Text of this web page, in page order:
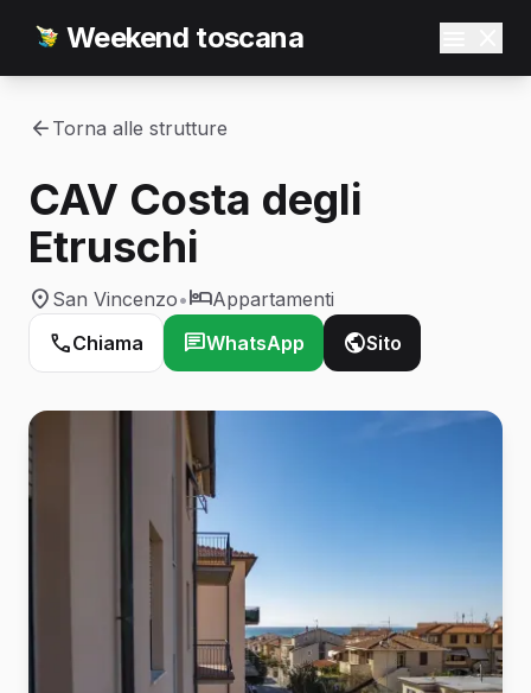
Weekend toscana
Torna alle strutture
CAV Costa degli
Etruschi
San Vincenzo•
Appartamenti
Chiama
WhatsApp Sito